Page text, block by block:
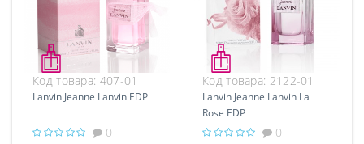
Код товара: 407-01
Lanvin Jeanne Lanvin EDP
0
Код товара: 2122-01
Lanvin Jeanne Lanvin La
Rose EDP
0